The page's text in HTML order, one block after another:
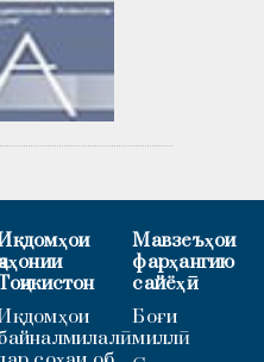
Мавзеъҳои
фарҳангию
сайёҳӣ
Боғи
миллӣ